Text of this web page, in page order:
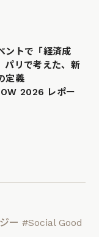
ントで「経済成
パリで考えた、新
定義
2026 レポー
ー #Social Good